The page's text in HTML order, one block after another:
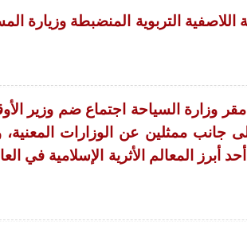
التربوية المنضبطة وزيارة
وزارة السياحة اجتماع ضم وزير
جانب ممثلين عن الوزارات المعنية،
أبرز المعالم الأثرية الإسلامية في